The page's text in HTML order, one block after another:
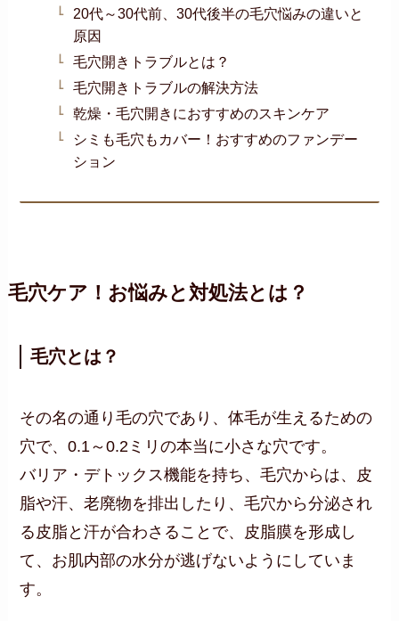
20代～30代前、30代後半の毛穴悩みの違いと
原因
毛穴開きトラブルとは？
毛穴開きトラブルの解決方法
乾燥・毛穴開きにおすすめのスキンケア
シミも毛穴もカバー！おすすめのファンデー
ション
毛穴ケア！お悩みと対処法とは？
毛穴とは？
その名の通り毛の穴であり、体毛が生えるための
穴で、0.1～0.2ミリの本当に小さな穴です。
バリア・デトックス機能を持ち、毛穴からは、皮
脂や汗、老廃物を排出したり、毛穴から分泌され
る皮脂と汗が合わさることで、皮脂膜を形成し
て、お肌内部の水分が逃げないようにしていま
す。